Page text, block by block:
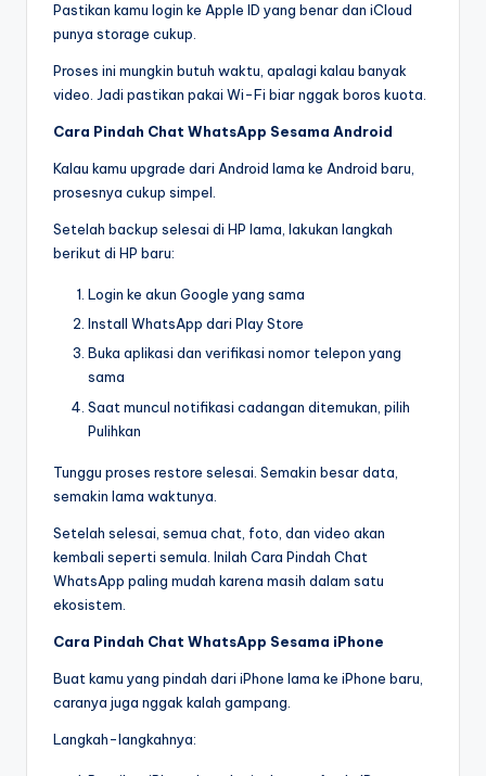
Pastikan kamu login ke Apple ID yang benar dan iCloud
punya storage cukup.
Proses ini mungkin butuh waktu, apalagi kalau banyak
video. Jadi pastikan pakai Wi-Fi biar nggak boros kuota.
Cara Pindah Chat WhatsApp Sesama Android
Kalau kamu upgrade dari Android lama ke Android baru,
prosesnya cukup simpel.
Setelah backup selesai di HP lama, lakukan langkah
berikut di HP baru:
Login ke akun Google yang sama
Install WhatsApp dari Play Store
Buka aplikasi dan verifikasi nomor telepon yang
sama
Saat muncul notifikasi cadangan ditemukan, pilih
Pulihkan
Tunggu proses restore selesai. Semakin besar data,
semakin lama waktunya.
Setelah selesai, semua chat, foto, dan video akan
kembali seperti semula. Inilah Cara Pindah Chat
WhatsApp paling mudah karena masih dalam satu
ekosistem.
Cara Pindah Chat WhatsApp Sesama iPhone
Buat kamu yang pindah dari iPhone lama ke iPhone baru,
caranya juga nggak kalah gampang.
Langkah-langkahnya: